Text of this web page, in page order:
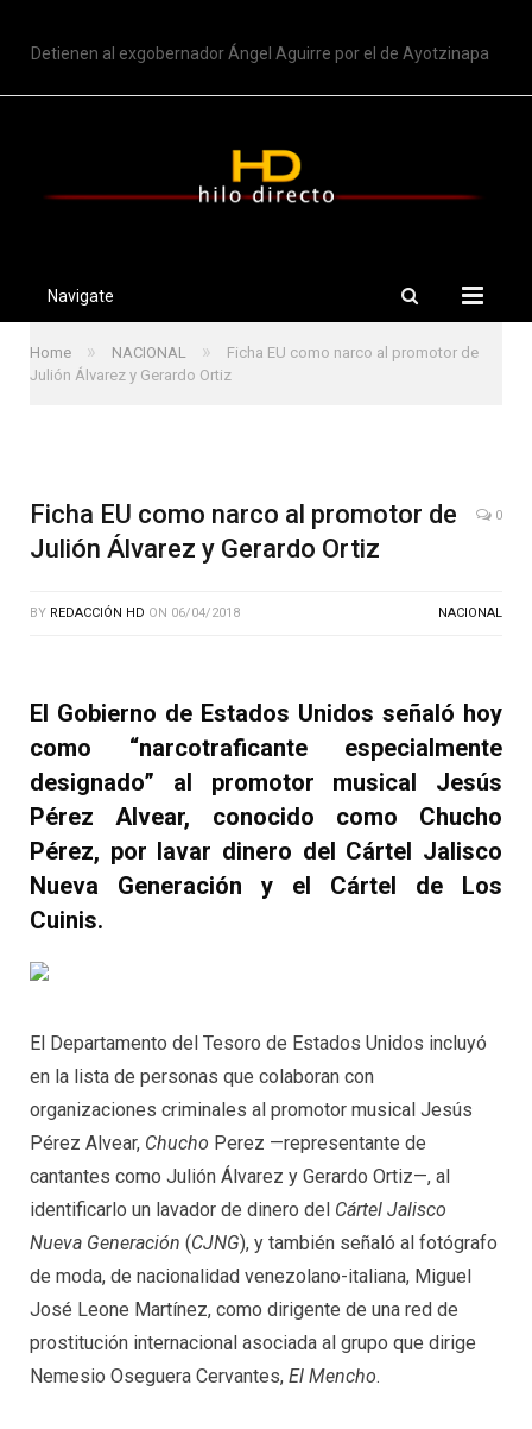
Detienen al exgobernador Ángel Aguirre por el de Ayotzinapa
Navigate
Home » NACIONAL »
Ficha EU como narco al promotor de
Julión Álvarez y Gerardo Ortiz
Ficha EU como narco al promotor de
Julión Álvarez y Gerardo Ortiz
0
BY REDACCIÓN HD ON 06/04/2018 NACIONAL
El Gobierno de Estados Unidos señaló hoy
como “narcotraficante especialmente
designado” al promotor musical Jesús
Pérez Alvear, conocido como Chucho
Pérez, por lavar dinero del Cártel Jalisco
Nueva Generación y el Cártel de Los
Cuinis.
El Departamento del Tesoro de Estados Unidos incluyó
en la lista de personas que colaboran con
organizaciones criminales al promotor musical Jesús
Pérez Alvear, Chucho Perez —representante de
cantantes como Julión Álvarez y Gerardo Ortiz—, al
identificarlo un lavador de dinero del Cártel Jalisco
Nueva Generación (CJNG), y también señaló al fotógrafo
de moda, de nacionalidad venezolano-italiana, Miguel
José Leone Martínez, como dirigente de una red de
prostitución internacional asociada al grupo que dirige
Nemesio Oseguera Cervantes, El Mencho.